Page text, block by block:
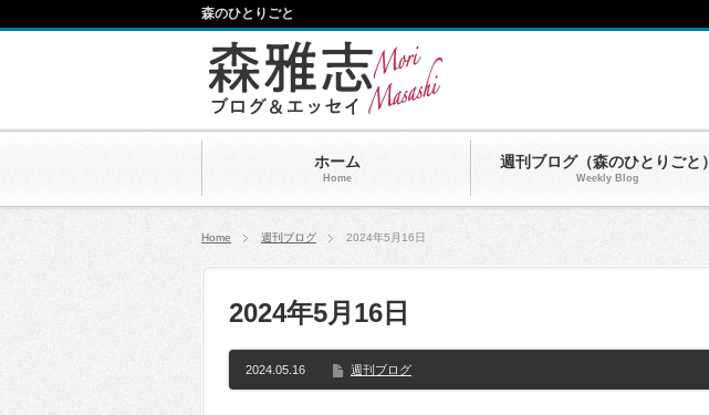
ホーム
Home
週刊ブログ（森のひとりごと）
Weekly Blog
森のひとりごと
Home 週刊ブログ 2024年5月16日
2024年5月16日
2024.05.16 週刊ブログ